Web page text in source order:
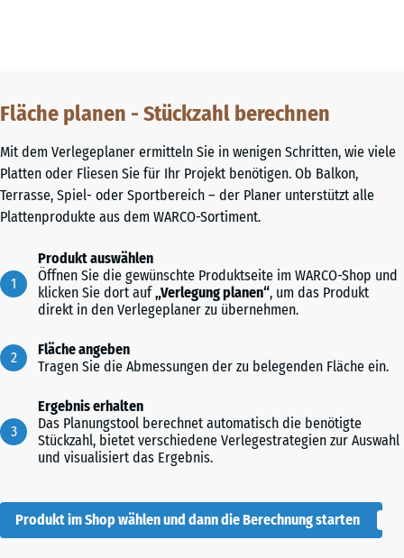
Fläche planen - Stückzahl berechnen
Mit dem Verlegeplaner ermitteln Sie in wenigen Schritten, wie viele
Platten oder Fliesen Sie für Ihr Projekt benötigen. Ob Balkon,
Terrasse, Spiel- oder Sportbereich – der Planer unterstützt alle
Plattenprodukte aus dem WARCO-Sortiment.
Produkt auswählen
Öffnen Sie die gewünschte Produktseite im WARCO-Shop und
klicken Sie dort auf„Verlegung planen“, um das Produkt
direkt in den Verlegeplaner zu übernehmen.
Fläche angeben
Tragen Sie die Abmessungen der zu belegenden Fläche ein.
Ergebnis erhalten
Das Planungstool berechnet automatisch die benötigte
Stückzahl, bietet verschiedene Verlegestrategien zur Auswahl
und visualisiert das Ergebnis.
Produkt im Shop wählen und dann die Berechnung starten